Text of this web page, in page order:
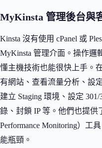
MyKinsta 管理後台與
Kinsta 沒有使用 cPanel 或
MyKinsta 管理介面。操作邏
懂主機技術也能很快上手。
有網站、查看流量分析、設
建立 Staging 環境、設定
錄、封鎖 IP 等。他們也提供
Performance Monitoring）工
能瓶頸。